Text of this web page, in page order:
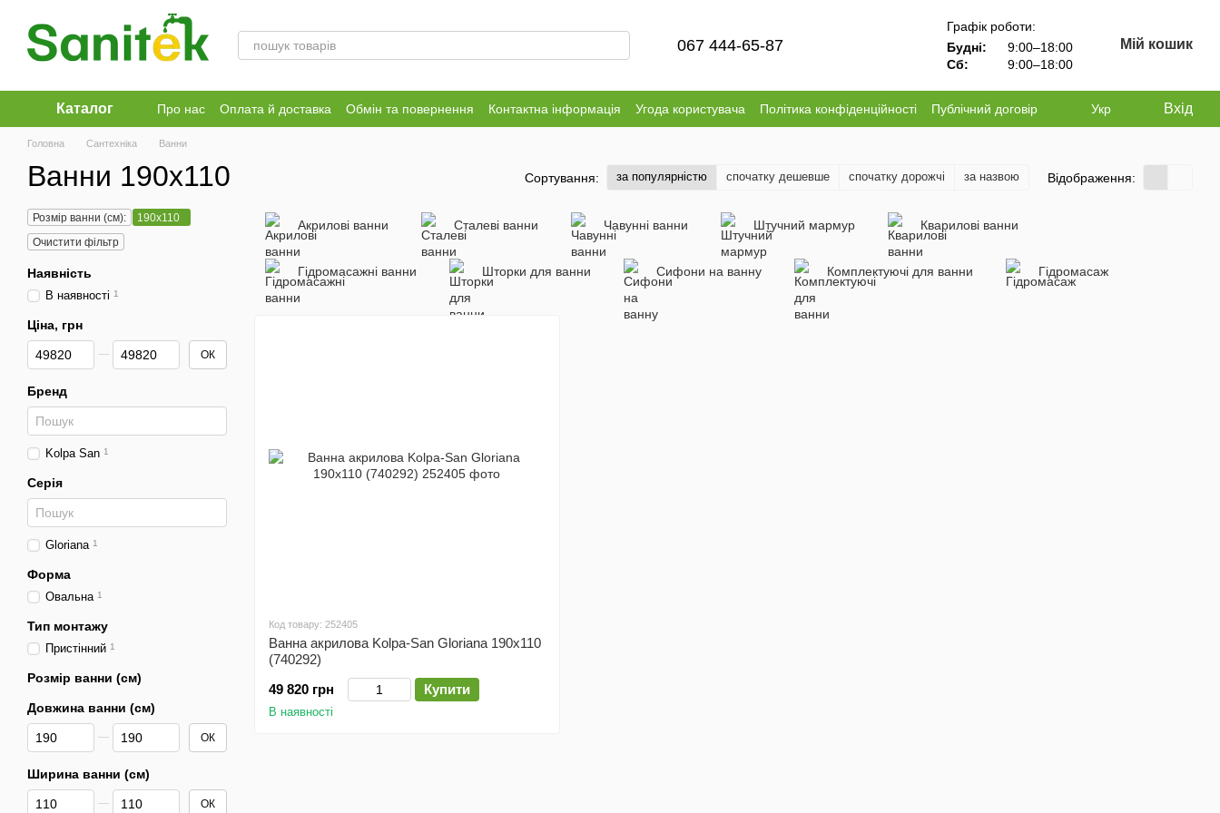
Перейти до основного контенту
067 444-65-87
Графік роботи:
Будні:
9:00–18:00
Сб:
9:00–18:00
Мій кошик
Каталог Про нас Оплата й доставка Обмін та повернення Контактна інформація Угода користувача Політика конфіденційності Публічний договір Укр Вхід
Головна Сантехніка Ванни
Ванни 190x110 Сортування: за популярністю спочатку дешевше спочатку дорожчі за назвою Відображення:
Акрилові ванни Сталеві ванни Чавунні ванни Штучний мармур Кварилові ванни
Гідромасажні ванни Шторки для ванни Сифони на ванну Комплектуючі для ванни Гідромасаж
Код товару: 252405
Ванна акрилова Kolpa-San Gloriana 190x110
(740292)
49 820 грн
Купити
В наявності
Розмір ванни (см):
190x110
Очистити фільтр
Наявність
В наявності 1
Ціна, грн
Від Ціна, грн
До Ціна, грн ОК
Бренд
Kolpa San 1
Серія
Gloriana 1
Форма
Овальна 1
Тип монтажу
Пристінний 1
Розмір ванни (см)
Довжина ванни (см)
Від Довжина ванни (см)
До Довжина ванни (см) ОК
Ширина ванни (см)
Від Ширина ванни (см)
До Ширина ванни (см) ОК